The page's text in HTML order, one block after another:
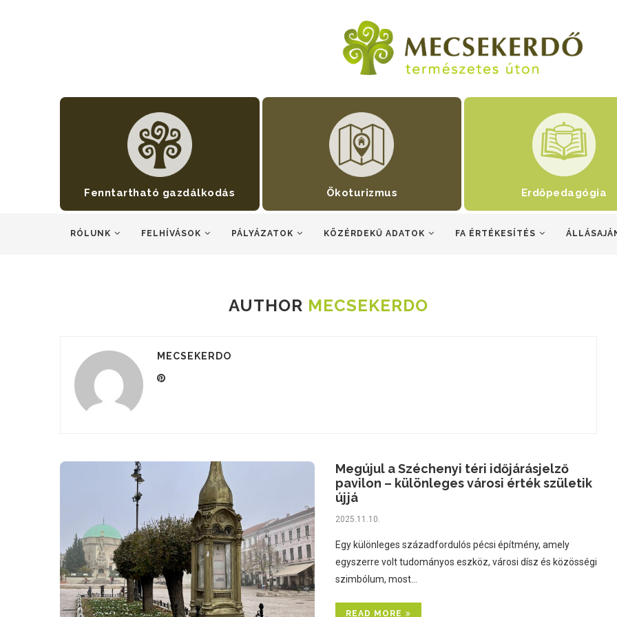
Fenntartható gazdálkodás Ökoturizmus Erdőpedagógia
RÓLUNK FELHÍVÁSOK PÁLYÁZATOK KÖZÉRDEKŰ ADATOK FA ÉRTÉKESÍTÉS
AUTHOR MECSEKERDO
MECSEKERDO
Megújul a Széchenyi téri időjárásjelző
pavilon – különleges városi érték születik
újjá
2025.11.10.
Egy különleges századfordulós pécsi építmény, amely
egyszerre volt tudományos eszköz, városi dísz és közösségi
szimbólum, most…
READ MORE